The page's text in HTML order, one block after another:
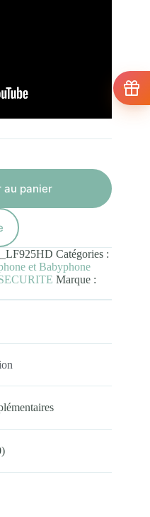
au panier
Catégories :
et Babyphone
Marque :